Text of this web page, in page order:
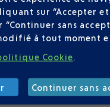
sur “Accepter
sans
à tout moment
Cookie.
Continuer sans